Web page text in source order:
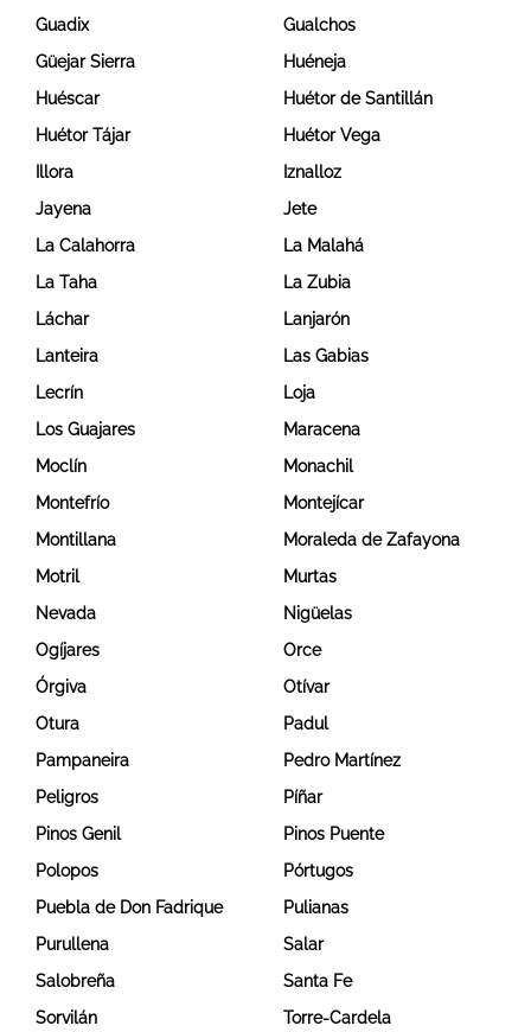
Guadix
Gualchos
Güejar Sierra
Huéneja
Huéscar
Huétor de Santillán
Huétor Tájar
Huétor Vega
Illora
Iznalloz
Jayena
Jete
La Calahorra
La Malahá
La Taha
La Zubia
Láchar
Lanjarón
Lanteira
Las Gabias
Lecrín
Loja
Los Guajares
Maracena
Moclín
Monachil
Montefrío
Montejícar
Montillana
Moraleda de Zafayona
Motril
Murtas
Nevada
Nigüelas
Ogíjares
Orce
Órgiva
Otívar
Otura
Padul
Pampaneira
Pedro Martínez
Peligros
Píñar
Pinos Genil
Pinos Puente
Polopos
Pórtugos
Puebla de Don Fadrique
Pulianas
Purullena
Salar
Salobreña
Santa Fe
Sorvilán
Torre-Cardela